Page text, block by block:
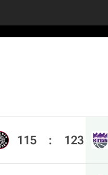
115 : 123